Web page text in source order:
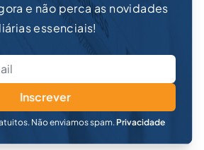
e não perca as novidades
essenciais!
Inscrever
Não enviamos spam. Privacidade